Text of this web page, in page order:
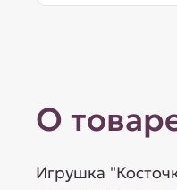
О
Игрушка